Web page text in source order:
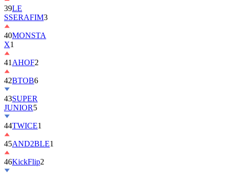
39LE
SSERAFIM3
40MONSTA
X1
41 AHOF2
42BTOB6
43SUPER
JUNIOR5
44TWICE1
45AND2BLE1
46KickFlip2